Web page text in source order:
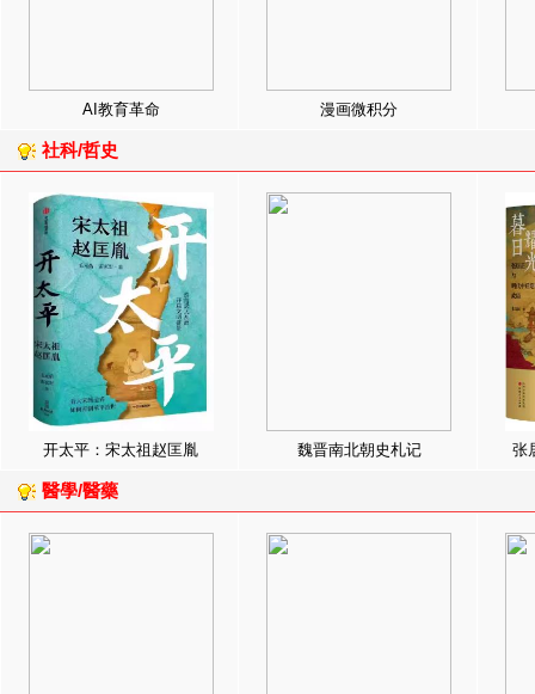
AI教育革命 漫画微积分
社科/哲史
开太平：宋太祖赵匡胤 魏晋南北朝史札记 张
醫學/醫藥